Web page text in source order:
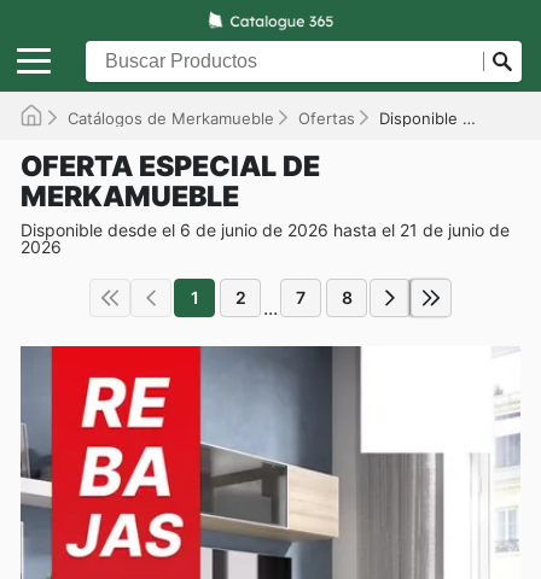
Catálogos de Merkamueble Ofertas Disponible hasta el 21/06/2026
OFERTA ESPECIAL DE
MERKAMUEBLE
Disponible desde el 6 de junio de 2026 hasta el 21 de junio de
2026
1 2 ... 7 8